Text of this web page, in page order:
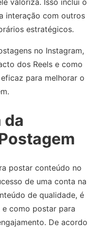
valoriza. Isso inclui o
interação com outros
estratégicos.
no Instagram,
dos Reels e como
para melhorar o
da
postar conteúdo no
de uma conta na
de qualidade, é
como postar para
De acordo